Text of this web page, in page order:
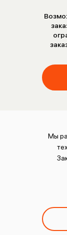
Мы